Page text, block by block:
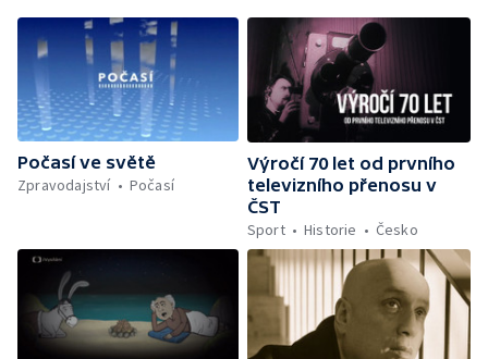
Počasí ve světě
Zpravodajství
Počasí
Výročí 70 let od prvního
televizního přenosu v
ČST
Sport
Historie Česko